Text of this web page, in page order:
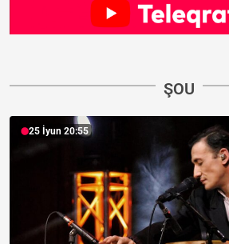
ŞOU
25 İyun 20:55